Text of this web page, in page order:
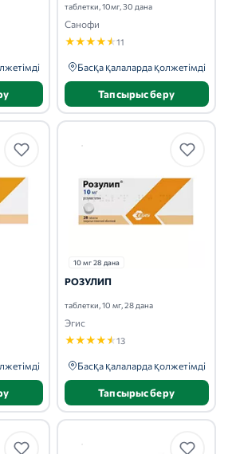
таблетки, 10мг, 30 дана
Санофи
★★★★★11
Басқа қалаларда қолжетімді
Тапсырыс беру
10 мг 28 дана
РОЗУЛИП
таблетки, 10 мг, 28 дана
Эгис
★★★★★13
Басқа қалаларда қолжетімді
Тапсырыс беру